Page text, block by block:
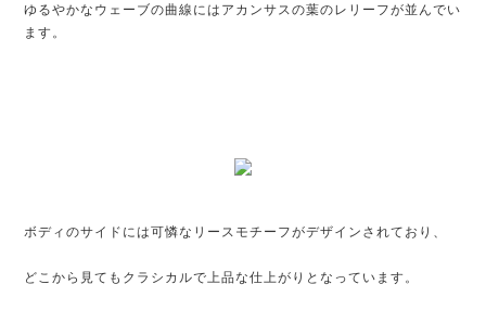
ゆるやかなウェーブの曲線にはアカンサスの葉のレリーフが並んでい
ます。
ボディのサイドには可憐なリースモチーフがデザインされており、
どこから見てもクラシカルで上品な仕上がりとなっています。